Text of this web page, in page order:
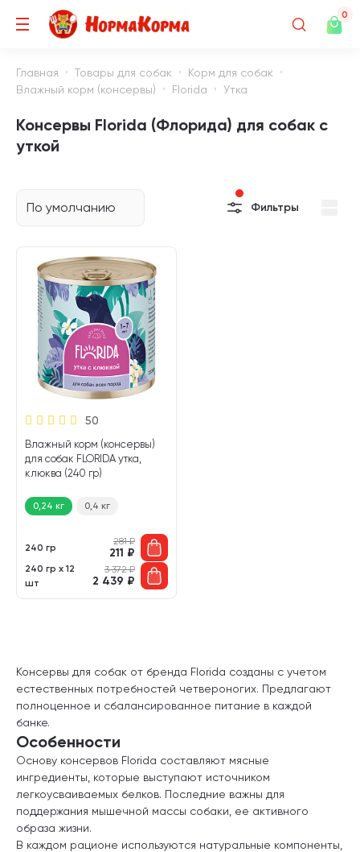
0
Главная Товары для собак
Корм для собак
Влажный корм (консервы)
Florida Утка
Консервы Florida (Флорида) для собак с
уткой
По умолчанию Фильтры
50
Влажный корм (консервы)
для собак FLORIDA утка,
клюква (240 гр)
0,24 кг 0,4 кг
240 гр
281₽
211 ₽
240 гр х 12
шт
3 372₽
2 439 ₽
Консервы для собак от бренда Florida созданы с учетом
естественных потребностей четвероногих. Предлагают
полноценное и сбалансированное питание в каждой
банке.
Особенности
Основу консервов Florida составляют мясные
ингредиенты, которые выступают источником
легкоусваиваемых белков. Последние важны для
поддержания мышечной массы собаки, ее активного
образа жизни.
В каждом рационе используются натуральные компоненты,